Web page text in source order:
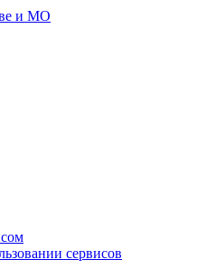
и МО
сервисов